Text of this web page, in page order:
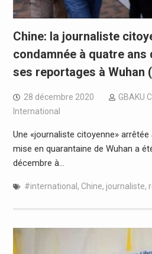
Chine: la journaliste
condamnée à quatre ans
ses reportages à Wuhan
28 décembre 2020
GBAKU
International
Une «journaliste citoyenne»
mise en quarantaine de Wuhan a
décembre à…
#international, Chine, journaliste,